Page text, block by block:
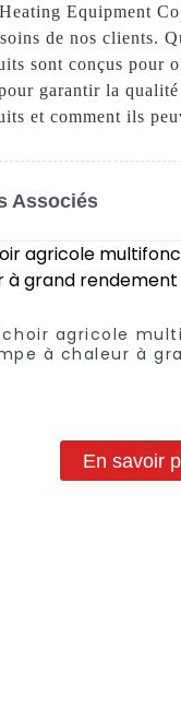
Equipment
de nos clients.
sont conçus pour
garantir la
et comment ils
Associés
agricole
à chaleur à
En savoir